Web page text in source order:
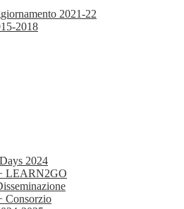
2021-22
2018
2024
LEARN2GO
Consorzio